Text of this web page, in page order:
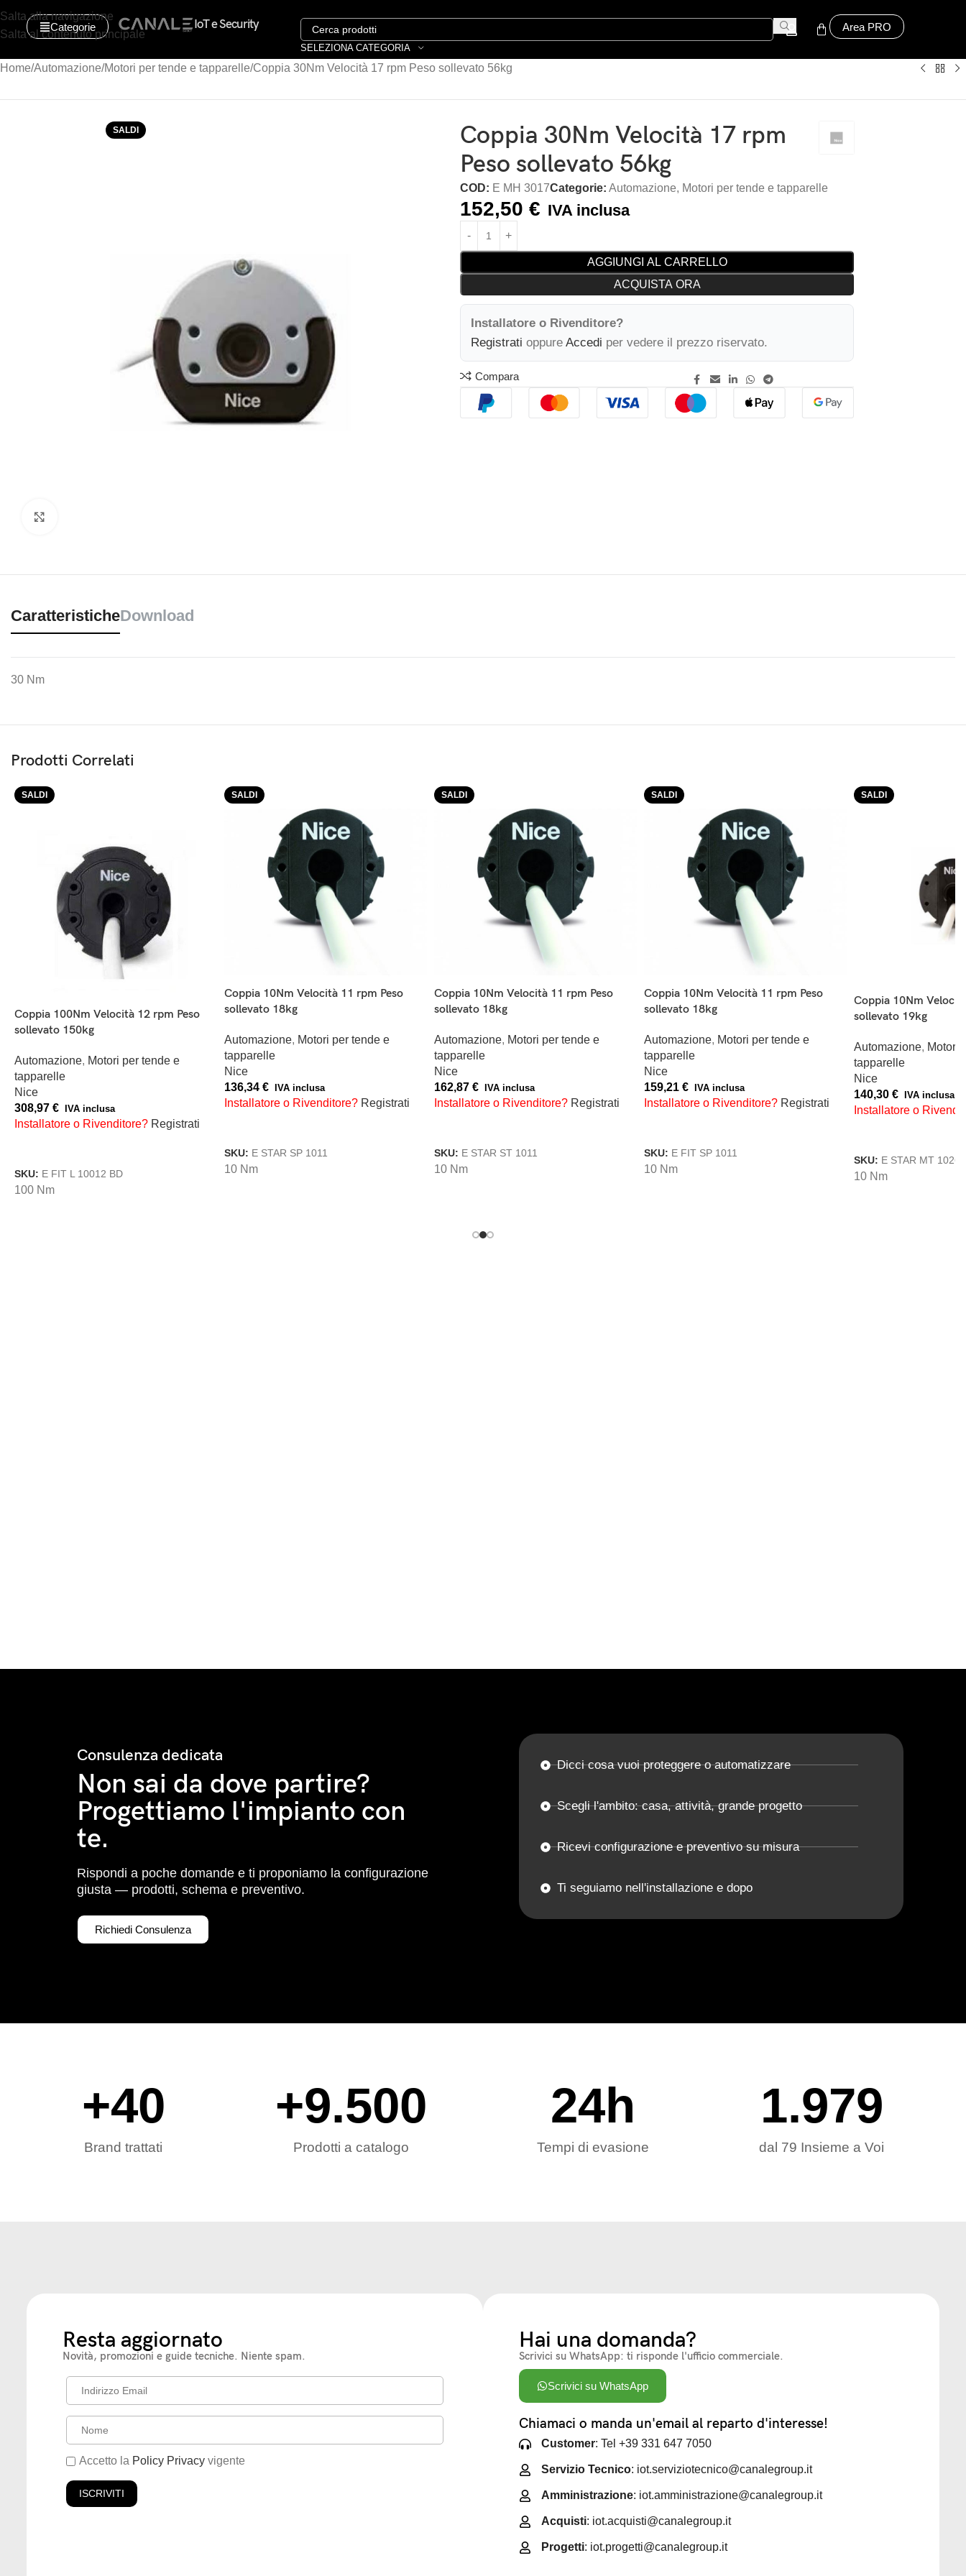
Salta alla navigazione
Salta al contenuto principale
Categorie IoT e Security
SELEZIONA CATEGORIA
Area PRO
Home Automazione Motori per tende e tapparelle Coppia 30Nm Velocità 17 rpm Peso sollevato 56kg
SALDI
Coppia 30Nm Velocità 17 rpm
Peso sollevato 56kg
COD: E MH 3017Categorie: Automazione, Motori per tende e tapparelle
152,50€ IVA inclusa
AGGIUNGI AL CARRELLO
ACQUISTA ORA
Installatore o Rivenditore?
Registrati oppureAccedi per vedere il prezzo riservato.
Compara
CaratteristicheDownload
30 Nm
Prodotti Correlati
SALDI
Coppia 100Nm Velocità 12 rpm Peso
sollevato 150kg
Automazione, Motori per tende e
tapparelle
Nice
308,97 € IVA inclusa
Installatore o Rivenditore? Registrati
SKU: E FIT L 10012 BD
100 Nm
SALDI
Coppia 10Nm Velocità 11 rpm Peso
sollevato 18kg
Automazione, Motori per tende e
tapparelle
Nice
136,34 € IVA inclusa
Installatore o Rivenditore? Registrati
SKU: E STAR SP 1011
10 Nm
SALDI
Coppia 10Nm Velocità 11 rpm Peso
sollevato 18kg
Automazione, Motori per tende e
tapparelle
Nice
162,87 € IVA inclusa
Installatore o Rivenditore? Registrati
SKU: E STAR ST 1011
10 Nm
SALDI
Coppia 10Nm Velocità 11 rpm Peso
sollevato 18kg
Automazione, Motori per tende e
tapparelle
Nice
159,21 € IVA inclusa
Installatore o Rivenditore? Registrati
SKU: E FIT SP 1011
10 Nm
SALDI
Coppia 10Nm
sollevato 19kg
Automazione, Motori
tapparelle
Nice
140,30 € IVA inclusa
Installatore o
SKU: E STAR MT 1026
10 Nm
Consulenza dedicata
Non sai da dove partire?
Progettiamo l'impianto con
te.
Rispondi a poche domande e ti proponiamo la configurazione
giusta — prodotti, schema e preventivo.
Richiedi Consulenza
Dicci cosa vuoi proteggere o automatizzare
Scegli l'ambito: casa, attività, grande progetto
Ricevi configurazione e preventivo su misura
Ti seguiamo nell'installazione e dopo
Brand trattati
+40
Prodotti a catalogo
+9.500
Tempi di evasione
24h
dal 79 Insieme a Voi
1.979
Resta aggiornato
Novità, promozioni e guide tecniche. Niente spam.
Accetto la Policy Privacy vigente
Hai una domanda?
Scrivici su WhatsApp: ti risponde l'ufficio commerciale.
Scrivici su WhatsApp
Chiamaci o manda un'email al reparto d'interesse!
Customer: Tel +39 331 647 7050
Servizio Tecnico: iot.serviziotecnico@canalegroup.it
Amministrazione: iot.amministrazione@canalegroup.it
Acquisti: iot.acquisti@canalegroup.it
Progetti: iot.progetti@canalegroup.it